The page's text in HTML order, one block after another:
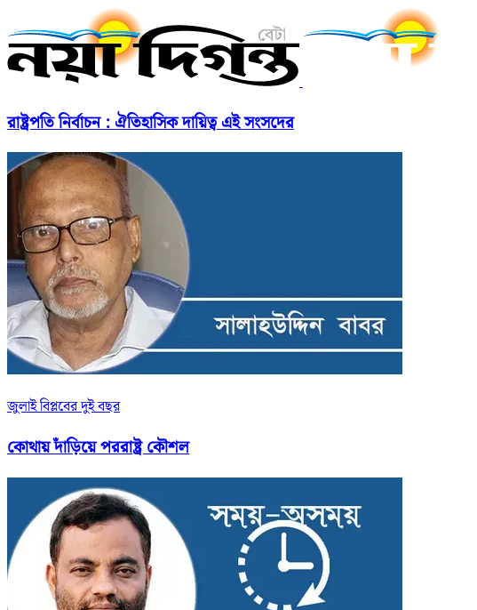
রাষ্ট্রপতি নির্বাচন : ঐতিহাসিক দায়িত্ব এই সংসদের
জুলাই বিপ্লবের দুই বছর
কোথায় দাঁড়িয়ে পররাষ্ট্র কৌশল